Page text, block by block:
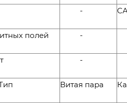
-
полей -
-
Витая пара